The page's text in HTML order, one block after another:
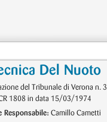
Del Nuoto
del Tribunale di Verona n.
1808 in data 15/03/1974
Responsabile: Camillo Cametti